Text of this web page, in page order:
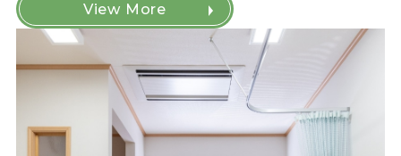
View More